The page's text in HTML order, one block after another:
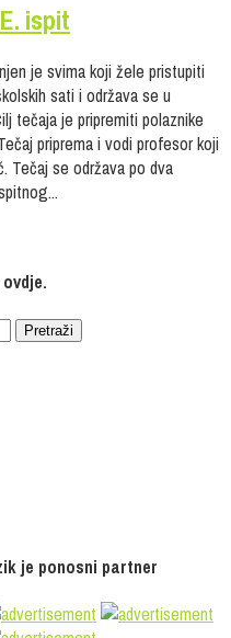
ispit
je svima koji žele pristupiti
sati i održava se u
tečaja je pripremiti polaznike
priprema i vodi profesor koji
Tečaj se održava po dva
je ponosni partner